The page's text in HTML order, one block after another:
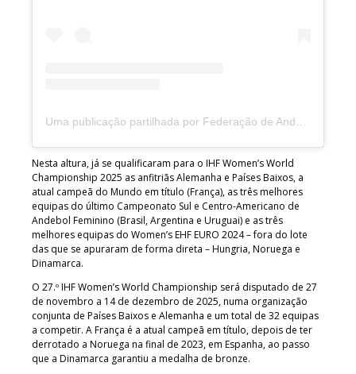
Nesta altura, já se qualificaram para o IHF Women’s World
Championship 2025 as anfitriãs Alemanha e Países Baixos, a
atual campeã do Mundo em título (França), as três melhores
equipas do último Campeonato Sul e Centro-Americano de
Andebol Feminino (Brasil, Argentina e Uruguai) e as três
melhores equipas do Women’s EHF EURO 2024 – fora do lote
das que se apuraram de forma direta – Hungria, Noruega e
Dinamarca.
O 27.º IHF Women’s World Championship será disputado de 27
de novembro a 14 de dezembro de 2025, numa organização
conjunta de Países Baixos e Alemanha e um total de 32 equipas
a competir. A França é a atual campeã em título, depois de ter
derrotado a Noruega na final de 2023, em Espanha, ao passo
que a Dinamarca garantiu a medalha de bronze.